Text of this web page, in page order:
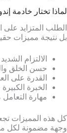
لماذا تختار خادمة
الطلب المتزايد
بل نتيجة مميزات
الالتزام
حسن الخلق
القدرة على
الخبرة
مهارة
كل هذه المميزات
وجهة مضمونة لكل